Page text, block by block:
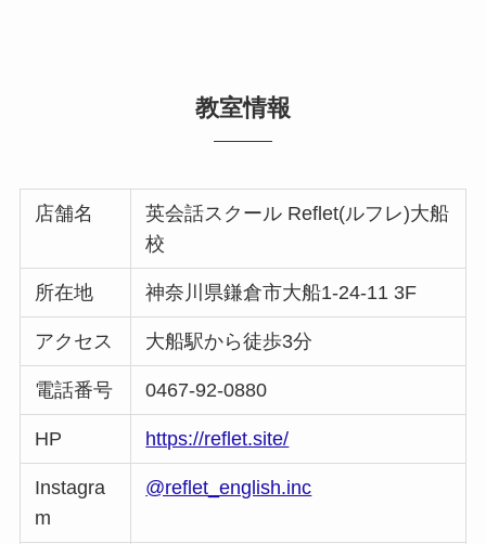
教室情報
店舗名
英会話スクール Reflet(ルフレ)大船
校
所在地 神奈川県鎌倉市大船1-24-11 3F
アクセス 大船駅から徒歩3分
電話番号 0467-92-0880
HP https://reflet.site/
Instagra
m
@reflet_english.inc